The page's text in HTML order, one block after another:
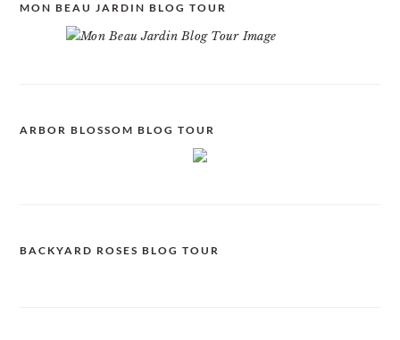
MON BEAU JARDIN BLOG TOUR
ARBOR BLOSSOM BLOG TOUR
BACKYARD ROSES BLOG TOUR